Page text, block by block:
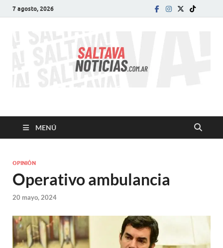
7 agosto, 2026
SALTA VA!
MENÚ
OPINIÓN
Operativo ambulancia
20 mayo, 2024